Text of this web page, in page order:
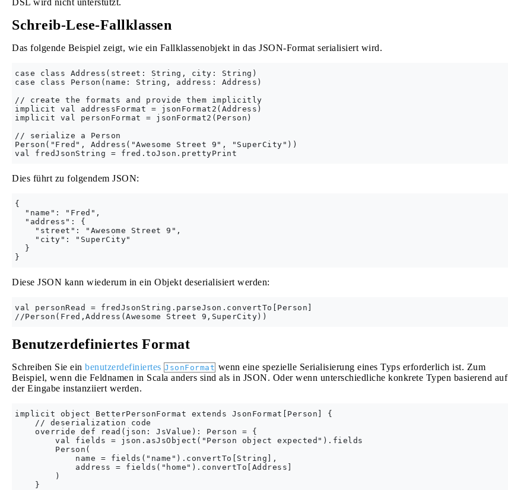
DSL wird nicht unterstützt.
Schreib-Lese-Fallklassen
Das folgende Beispiel zeigt, wie ein Fallklassenobjekt in das JSON-Format serialisiert wird.
case class Address(street: String, city: String)
case class Person(name: String, address: Address)
// create the formats and provide them implicitly
implicit val addressFormat = jsonFormat2(Address)
implicit val personFormat = jsonFormat2(Person)
// serialize a Person
Person("Fred", Address("Awesome Street 9", "SuperCity"))
Dies führt zu folgendem JSON:
{
  "name": "Fred",
  "address": {
    "street": "Awesome Street 9",
    "city": "SuperCity"
  }
Diese JSON kann wiederum in ein Objekt deserialisiert werden:
val personRead = fredJsonString.parseJson.convertTo[Person]
Benutzerdefiniertes Format
Schreiben Sie ein benutzerdefiniertes JsonFormat wenn eine spezielle Serialisierung eines Typs erforderlich ist. Zum
Beispiel, wenn die Feldnamen in Scala anders sind als in JSON. Oder wenn unterschiedliche konkrete Typen basierend auf
der Eingabe instanziiert werden.
implicit object BetterPersonFormat extends JsonFormat[Person] {
    // deserialization code
    override def read(json: JsValue): Person = {
        val fields = json.asJsObject("Person object expected").fields
        Person(
            name = fields("name").convertTo[String],
            address = fields("home").convertTo[Address]
        )
    }